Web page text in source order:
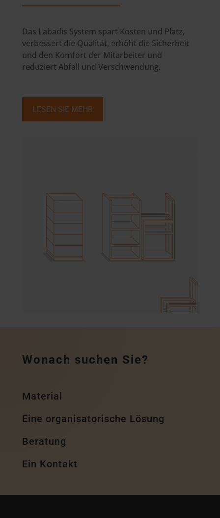
Das Labadis System spart Kosten und Platz,
verbessert die Qualität, erhöht die Sicherheit
und den Komfort der Mitarbeiter und
reduziert Abfall und Verschwendung.
LESEN SIE MEHR
Wonach suchen Sie?
Material
Eine organisatorische Lösung
Beratung
Ein Kontakt